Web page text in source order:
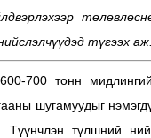
түгээх аж.
600-700 тонн
шугамуудыг
Түүнчлэн түлшний